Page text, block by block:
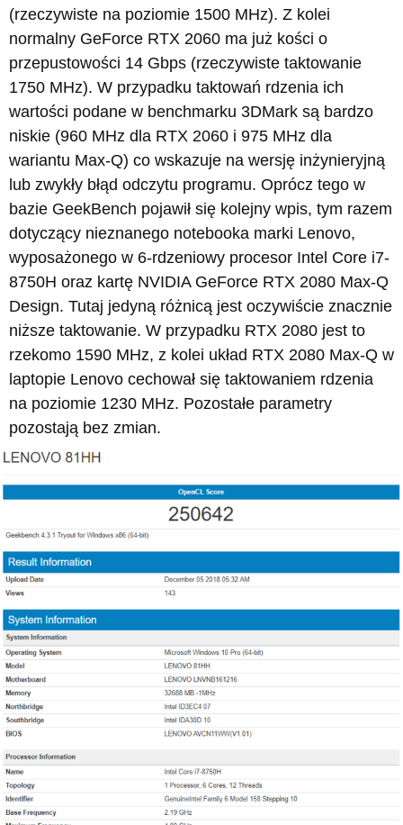
(rzeczywiste na poziomie 1500 MHz). Z kolei
normalny GeForce RTX 2060 ma już kości o
przepustowości 14 Gbps (rzeczywiste taktowanie
1750 MHz). W przypadku taktowań rdzenia ich
wartości podane w benchmarku 3DMark są bardzo
niskie (960 MHz dla RTX 2060 i 975 MHz dla
wariantu Max-Q) co wskazuje na wersję inżynieryjną
lub zwykły błąd odczytu programu. Oprócz tego w
bazie GeekBench pojawił się kolejny wpis, tym razem
dotyczący nieznanego notebooka marki Lenovo,
wyposażonego w 6-rdzeniowy procesor Intel Core i7-
8750H oraz kartę NVIDIA GeForce RTX 2080 Max-Q
Design. Tutaj jedyną różnicą jest oczywiście znacznie
niższe taktowanie. W przypadku RTX 2080 jest to
rzekomo 1590 MHz, z kolei układ RTX 2080 Max-Q w
laptopie Lenovo cechował się taktowaniem rdzenia
na poziomie 1230 MHz. Pozostałe parametry
pozostają bez zmian.